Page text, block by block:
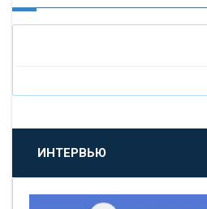
«БАНК САНКТ-ПЕТЕРБУРГ»
«ПРОМСВЯЗЬБАНК»
«НОВИКОМБАНК»
ИНТЕРВЬЮ